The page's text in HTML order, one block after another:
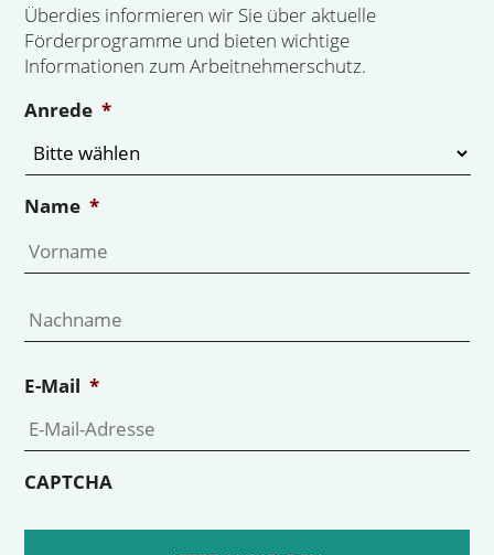
Überdies informieren wir Sie über aktuelle
Förderprogramme und bieten wichtige
Informationen zum Arbeitnehmerschutz.
Anrede *
Name *
E-Mail *
CAPTCHA